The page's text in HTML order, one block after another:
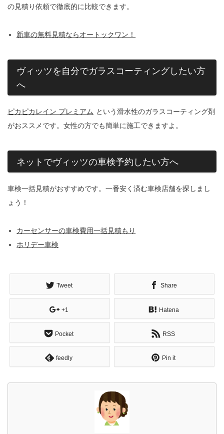
の見積り依頼で徹底的に比較できます。
新車の無料見積ならオートックワン！
ヴィッツを自分でガラスコーティングしたい方
へ
ピカピカレイン プレミアム という滑水性のガラスコーティング剤
がおススメです。女性の方でも簡単に施工できますよ。
ネットでヴィッツの車検予約したい方へ
車検一括見積がおすすめです。一番安く済む車検店舗を探しまし
ょう！
カーセンサーの車検費用一括見積もり
ホリデー車検
Tweet Share
+1 Hatena
Pocket RSS
feedly Pin it